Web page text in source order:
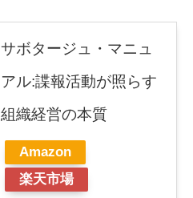
サボタージュ・マニュ
アル:諜報活動が照らす
組織経営の本質
Amazon
楽天市場